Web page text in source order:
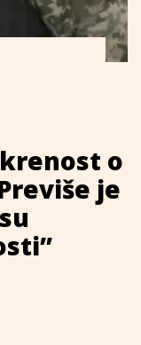
o
je